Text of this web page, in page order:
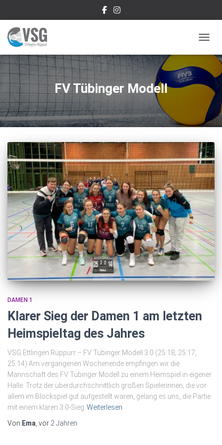
FV Tübinger Modell
DAMEN 1
Klarer Sieg der Damen 1 am letzten
Heimspieltag des Jahres
VSG Ettlingen Rüppurr – FV Tübinger Modell 3:0 (25:18, 25:17,
25:14) Am vergangenen Wochenende empfingen wir die
Mannschaft des FV Tübinger Modell zu einem Heimspiel in eigener
Halle. Trotz der überdurchschnittlich großen Spielerinnen, die vor
allem im Blockspiel gut aufgestellt waren, gelang es uns, die Partie
mit einem klaren 3:0-Sieg Weiterlesen
Von Ema , vor 2 Jahren